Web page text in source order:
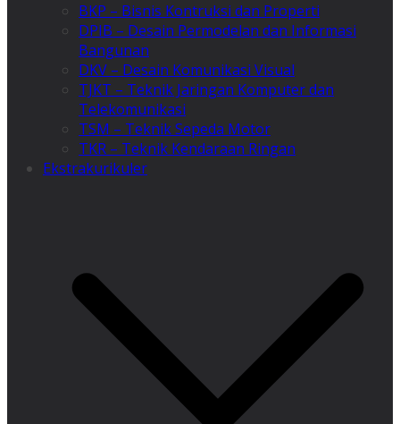
BKP – Bisnis Kontruksi dan Properti
DPIB – Desain Permodelan dan Informasi
Bangunan
DKV – Desain Komunikasi Visual
TJKT – Teknik Jaringan Komputer dan
Telekomunikasi
TSM – Teknik Sepeda Motor
TKR – Teknik Kendaraan Ringan
Ekstrakurikuler